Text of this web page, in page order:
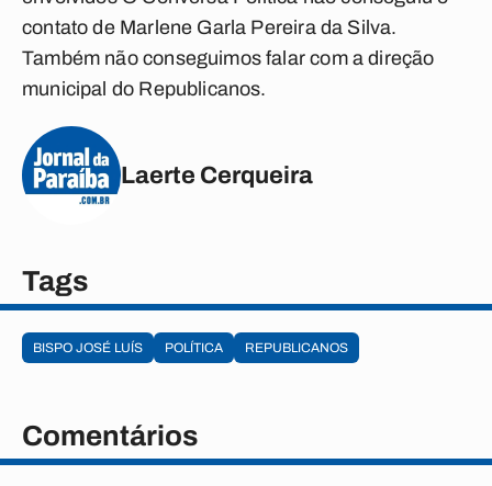
contato de Marlene Garla Pereira da Silva.
Também não conseguimos falar com a direção
municipal do Republicanos.
Laerte Cerqueira
Tags
BISPO JOSÉ LUÍS POLÍTICA REPUBLICANOS
Comentários